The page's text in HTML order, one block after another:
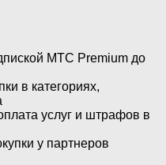
МТС Premium до
в категориях,
услуг и штрафов в
у партнеров